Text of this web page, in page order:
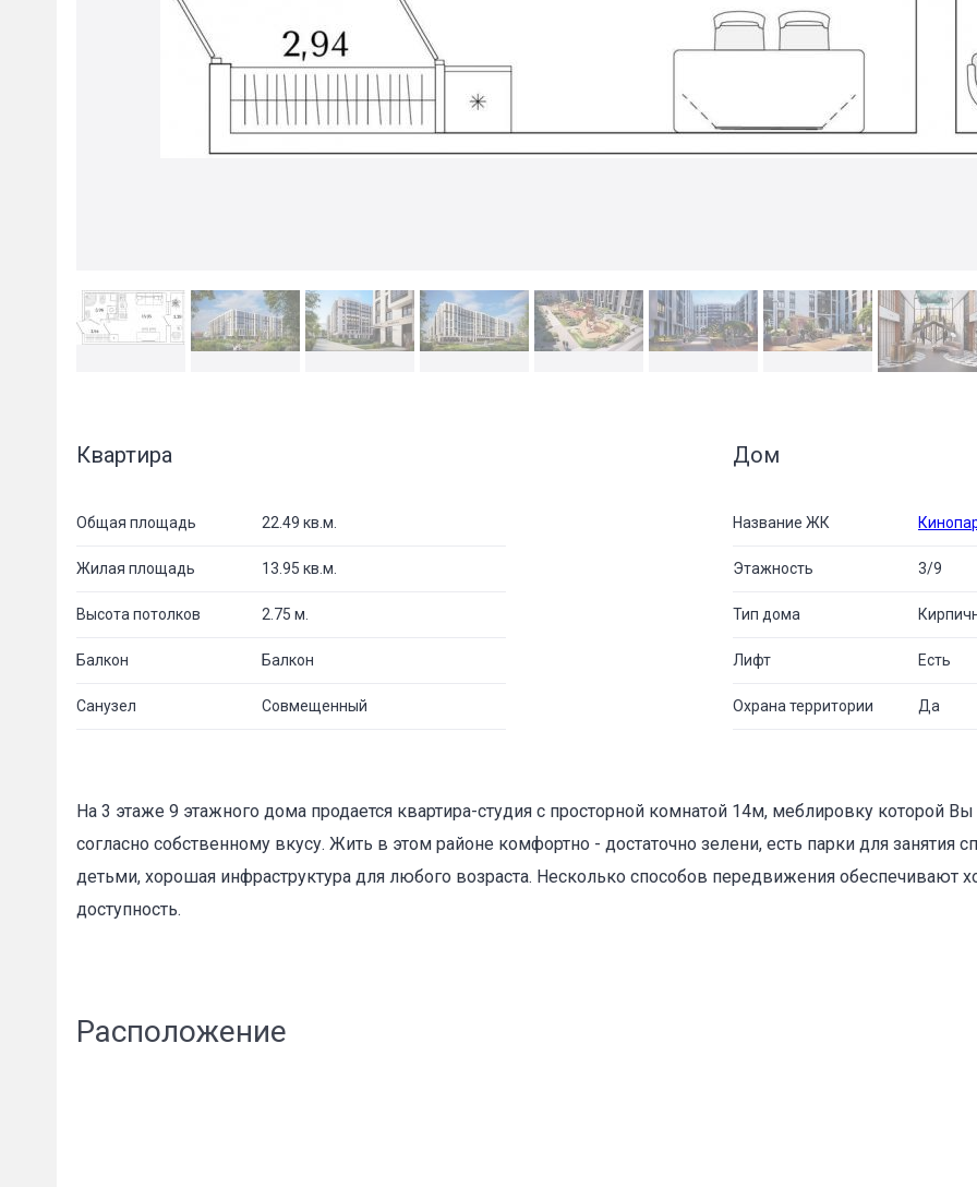
Квартира
Общая площадь 22.49 кв.м.
Жилая площадь 13.95 кв.м.
Высота потолков 2.75 м.
Балкон Балкон
Санузел Совмещенный
Дом
Название ЖК
Этажность 3/9
Тип дома
Лифт Есть
Охрана территории Да
На 3 этаже 9 этажного дома продается квартира-студия с просторной комнатой 14м, меблировку которой
согласно собственному вкусу. Жить в этом районе комфортно - достаточно зелени, есть парки для занятия
детьми, хорошая инфраструктура для любого возраста. Несколько способов передвижения обеспечивают
доступность.
Расположение